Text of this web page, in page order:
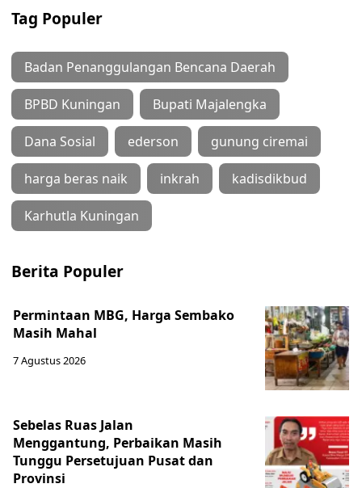
Tag Populer
Badan Penanggulangan Bencana Daerah
BPBD Kuningan Bupati Majalengka
Dana Sosial ederson gunung ciremai
harga beras naik inkrah kadisdikbud
Karhutla Kuningan
Berita Populer
Permintaan MBG, Harga Sembako
Masih Mahal
7 Agustus 2026
Sebelas Ruas Jalan
Menggantung, Perbaikan Masih
Tunggu Persetujuan Pusat dan
Provinsi